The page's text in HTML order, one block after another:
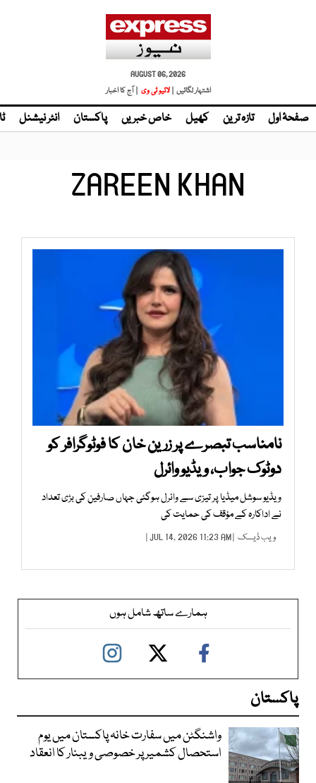
AUGUST 06, 2026
اشتہار لگائیں | لائیو ٹی وی | آج کا اخبار
صفحۂ اول تازہ ترین کھیل خاص خبریں پاکستان انٹر نیشنل
ZAREEN KHAN
نامناسب تبصرے پر زرین خان کا فوٹوگرافر کو
دوٹوک جواب، ویڈیو وائرل
ویڈیو سوشل میڈیا پر تیزی سے وائرل ہوگئی جہاں صارفین کی بڑی تعداد
نے اداکارہ کے مؤقف کی حمایت کی
ویب ڈیسک | JUL 14, 2026 11:23 AM |
ہمارے ساتھ شامل ہوں
پاکستان
واشنگٹن میں سفارت خانہ پاکستان میں یوم
استحصال کشمیر پر خصوصی ویبنار کا انعقاد